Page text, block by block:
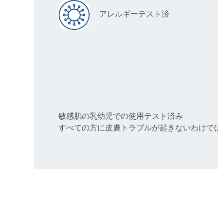
アレルギーテスト済
敏感肌の乳幼児での使用テスト済み
すべての方に皮膚トラブルが起きないわけで